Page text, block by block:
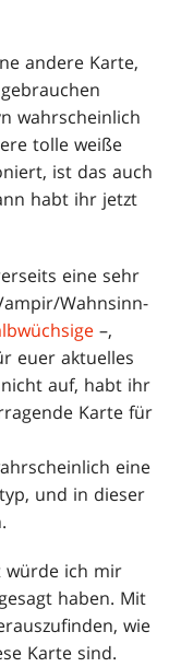
andere Karte,
wahrscheinlich
tolle weiße
ist das auch
habt ihr jetzt
eine sehr
Wahnsinn-
–,
euer aktuelles
auf, habt ihr
Karte für
eine
und in dieser
würde ich mir
haben. Mit
wie
Karte sind.